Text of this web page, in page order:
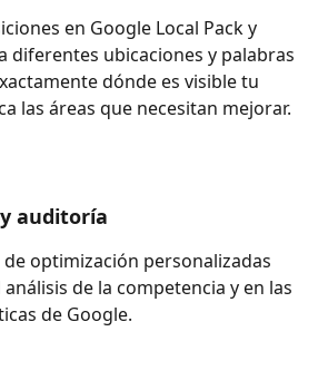
en Google Local Pack y
diferentes ubicaciones y palabras
dónde es visible tu
las áreas que necesitan mejorar.
y auditoría
de optimización personalizadas
análisis de la competencia y en las
de Google.